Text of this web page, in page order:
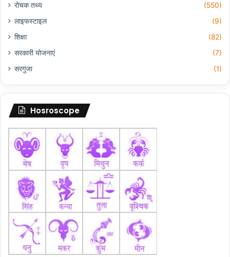
रोचक तथ्य
(550)
लाइफस्टाइल
(9)
शिक्षा
(82)
सरकारी योजनाएं
(7)
सरगुजा
(1)
Hosroscope